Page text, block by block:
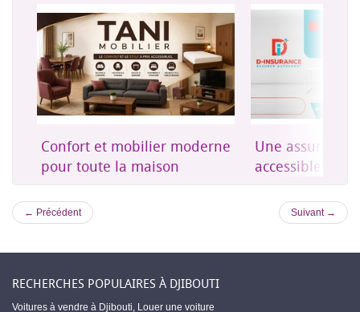
Confort et mobilier moderne
pour toute la maison
Une
accessible à
← Précédent Suivant →
RECHERCHES POPULAIRES À DJIBOUTI
Voitures à vendre à Djibouti, Louer une voiture